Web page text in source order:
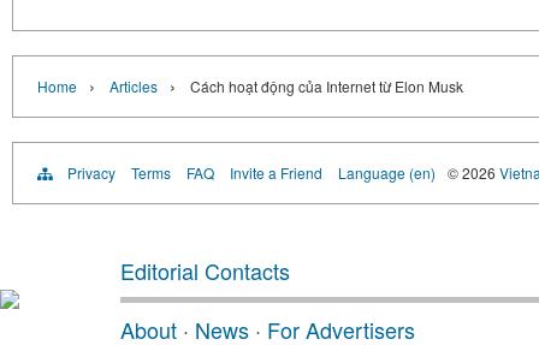
Home › Articles › Cách hoạt động của Internet từ Elon Musk
Privacy Terms FAQ Invite a Friend Language (en) © 2026
Editorial Contacts
About · News · For Advertisers